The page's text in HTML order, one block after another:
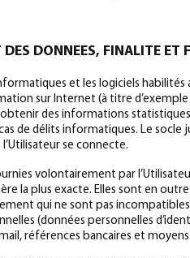
DONNEES, FINALITE
et les logiciels
sur Internet (à titre
des informations
de délits informatiques. Le
se connecte.
volontairement par
la plus exacte. Elles sont en
qui ne sont pas incompatibles
(données personnelles
références bancaires et